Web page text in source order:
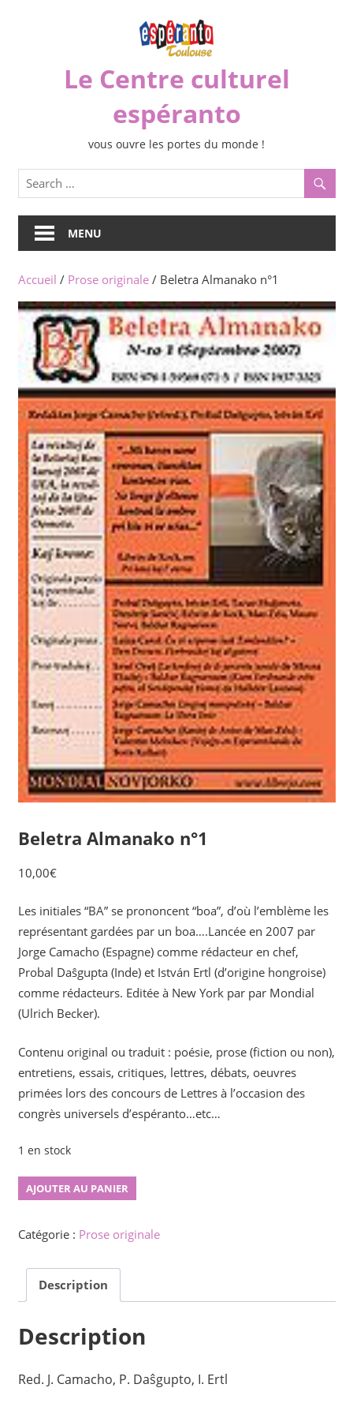
Le Centre culturel
espéranto
vous ouvre les portes du monde !
MENU
Accueil / Prose originale/ Beletra Almanako n°1
Beletra Almanako n°1
10,00€
Les initiales “BA” se prononcent “boa”, d’où l’emblème les
représentant gardées par un boa….Lancée en 2007 par
Jorge Camacho (Espagne) comme rédacteur en chef,
Probal Daŝgupta (Inde) et István Ertl (d’origine hongroise)
comme rédacteurs. Editée à New York par par Mondial
(Ulrich Becker).
Contenu original ou traduit : poésie, prose (fiction ou non),
entretiens, essais, critiques, lettres, débats, oeuvres
primées lors des concours de Lettres à l’occasion des
congrès universels d’espéranto…etc…
1 en stock
quantité
Beletra
n°1
AJOUTER AU PANIER
Catégorie : Prose originale
Description
Description
Red. J. Camacho, P. Daŝgupto, I. Ertl